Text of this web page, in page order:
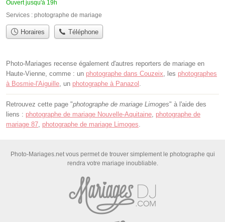
Ouvert jusqu'à 19h
Services : photographe de mariage
Horaires Téléphone
Photo-Mariages recense également d'autres reporters de mariage en
Haute-Vienne, comme : un photographe dans Couzeix, les photographes
à Bosmie-l'Aiguille, un photographe à Panazol .
Retrouvez cette page "photographe de mariage Limoges" à l'aide des
liens : photographe de mariage Nouvelle-Aquitaine, photographe de
mariage 87, photographe de mariage Limoges.
Photo-Mariages.net vous permet de trouver simplement le photographe qui
rendra votre mariage inoubliable.